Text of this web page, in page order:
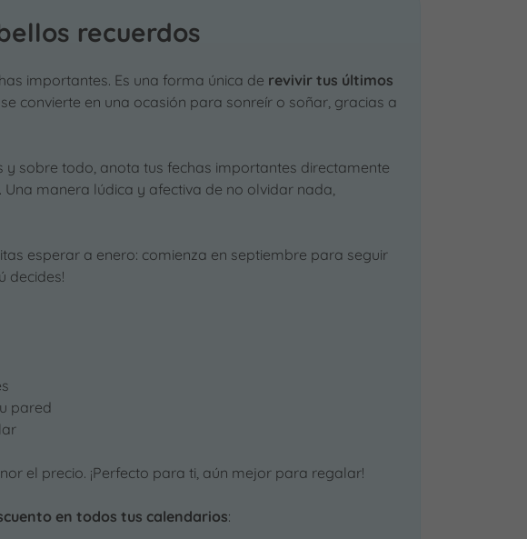
recuerdos
importantes. Es una forma única de revivir tus últimos
convierte en una ocasión para sonreír o soñar, gracias a
y sobre todo, anota tus fechas importantes directamente
manera lúdica y afectiva de no olvidar nada,
esperar a enero: comienza en septiembre para seguir
decides!
pared
el precio. ¡Perfecto para ti, aún mejor para regalar!
en todos tus calendarios: